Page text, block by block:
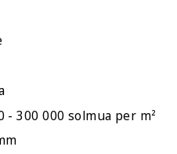
- 300 000 solmua per m²